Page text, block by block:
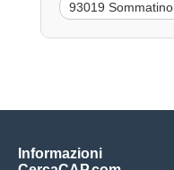
93019 Sommatino
Informazioni